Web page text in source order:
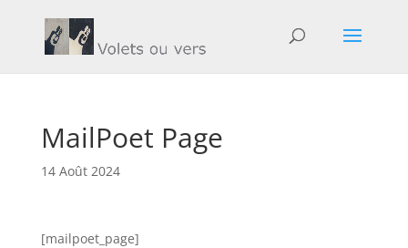
MailPoet Page
14 Août 2024
[mailpoet_page]